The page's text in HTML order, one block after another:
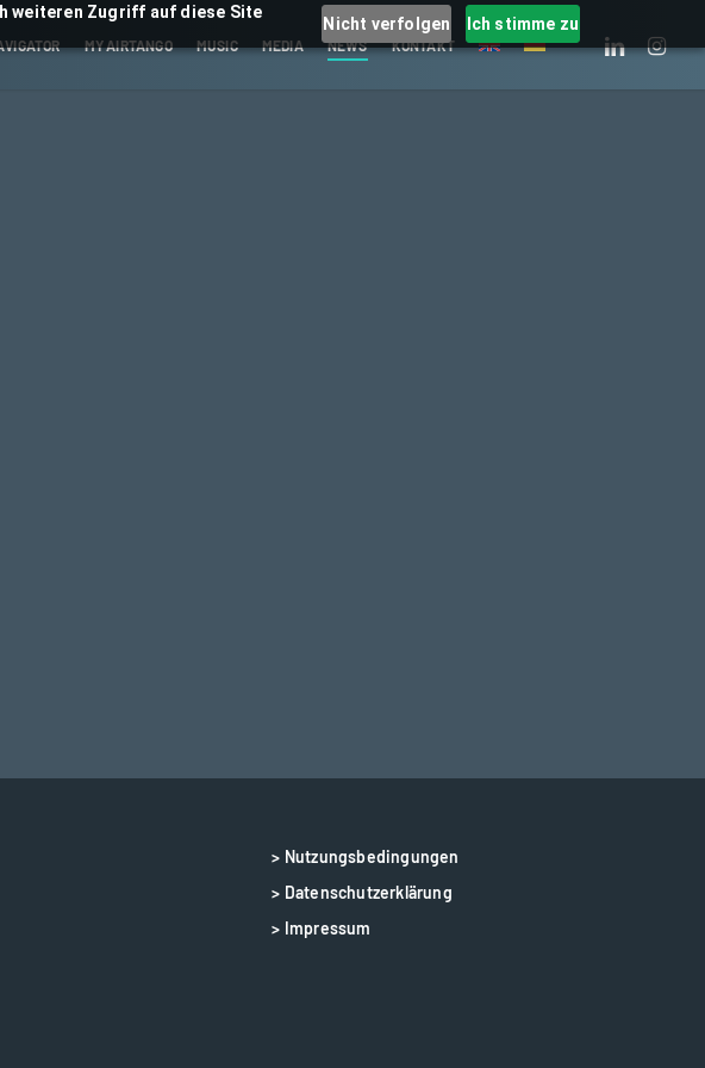
weiteren Zugriff auf diese Site
Nicht verfolgen Ich stimme zu
MY AIRTANGO MUSIC MEDIA NEWS KONTAKT LINKEDIN
> Nutzungsbedingungen
> Datenschutzerklärung
> Impressum